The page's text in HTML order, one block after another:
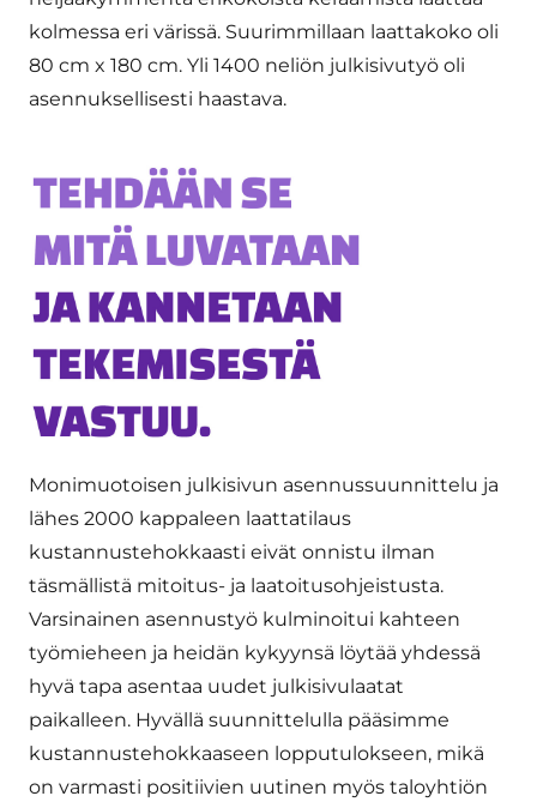
kolmessa eri värissä. Suurimmillaan laattakoko oli
80 cm x 180 cm. Yli 1400 neliön julkisivutyö oli
asennuksellisesti haastava.
Monimuotoisen julkisivun asennussuunnittelu ja
lähes 2000 kappaleen laattatilaus
kustannustehokkaasti eivät onnistu ilman
täsmällistä mitoitus- ja laatoitusohjeistusta.
Varsinainen asennustyö kulminoitui kahteen
työmieheen ja heidän kykyynsä löytää yhdessä
hyvä tapa asentaa uudet julkisivulaatat
paikalleen. Hyvällä suunnittelulla pääsimme
kustannustehokkaaseen lopputulokseen, mikä
on varmasti positiivien uutinen myös taloyhtiön